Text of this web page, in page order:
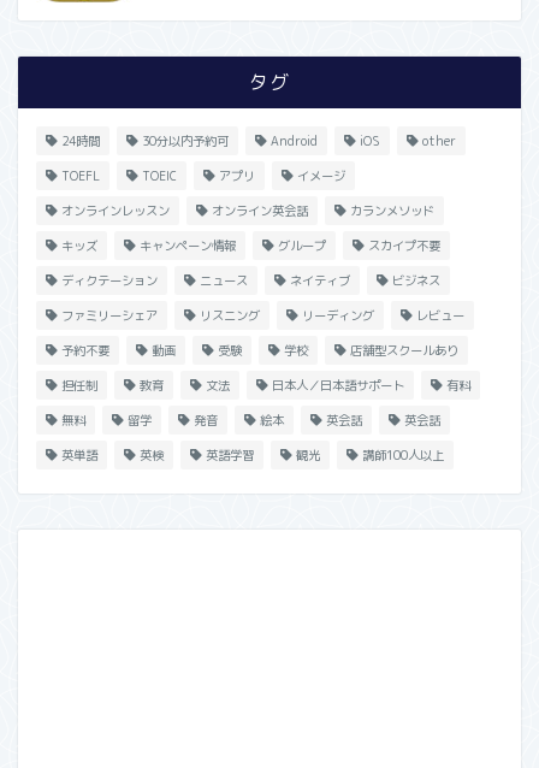
タグ
24時間 30分以内予約可 Android iOS other
TOEFL TOEIC アプリ イメージ
オンラインレッスン オンライン英会話 カランメソッド
キッズ キャンペーン情報 グループ スカイプ不要
ディクテーション ニュース ネイティブ ビジネス
ファミリーシェア リスニング リーディング レビュー
予約不要 動画 受験 学校 店舗型スクールあり
担任制 教育 文法 日本人／日本語サポート 有料
無料 留学 発音 絵本 英会話 英会話
英単語 英検 英語学習 観光 講師100人以上